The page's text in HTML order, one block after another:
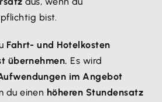
bist.
Fahrt- und Hotelkosten
übernehmen. Es wird
im Angebot
du einen höheren Stundensatz